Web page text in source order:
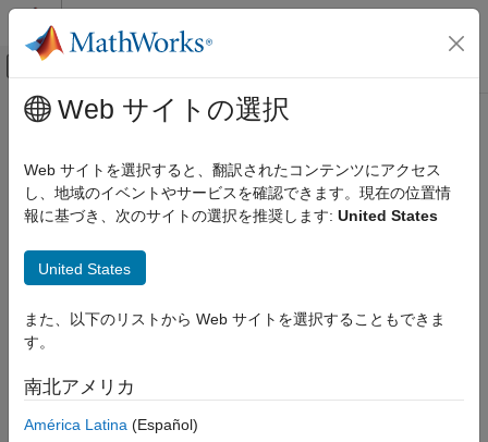
コンテンツへスキップ
オフキャンバス ナビゲーション メ
ドキュメンテーションのホーム
Simulink Test
項目一覧
説明
入力引数
バージョン履歴
参考
メインコンテンツ
remove
クラス:sltest.testmanager.TestSuite
名前空間:
sltest.testmanager
テスト スイートの削除
構文
説明
Web サイトの選択
Web サイトを選択すると、翻訳されたコンテンツにアクセス
し、地域のイベントやサービスを確認できます。現在の位置情
報に基づき、次のサイトの選択を推奨します: United States
United States
また、以下のリストから Web サイトを選択することもできま
す。
南北アメリカ
América Latina (Español)